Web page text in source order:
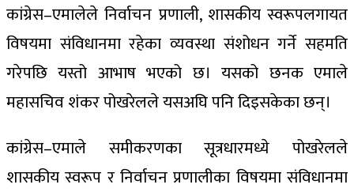
कांग्रेस–एमालेले निर्वाचन प्रणाली, शासकीय स्वरूपलगायत
विषयमा संविधानमा रहेका व्यवस्था संशोधन गर्ने सहमति
गरेपछि यस्तो आभाष भएको छ। यसको छनक एमाले
महासचिव शंकर पोखरेलले यसअघि पनि दिइसकेका छन्।
कांग्रेस–एमाले समीकरणका सूत्रधारमध्ये पोखरेलले
शासकीय स्वरूप र निर्वाचन प्रणालीका विषयमा संविधानमा